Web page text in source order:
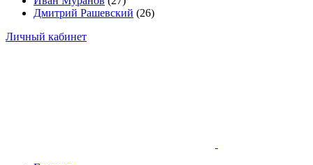
Дмитрий Рашевский (26)
Личный кабинет